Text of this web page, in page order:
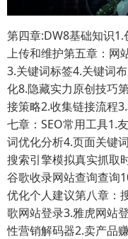
第四章:DW8基础知识
上传和维护第五章：网
3.关键词标签4.关键词
化8.隐藏实力原创技巧
接策略2.收集链接流程
七章：SEO常用工具1.
词优化分析4.页面关键
搜索引擎模拟真实抓取
谷歌收录网站查询查询
优化个人建议第八章：
歌网站登录3.雅虎网站
性营销解码器2.卖产品